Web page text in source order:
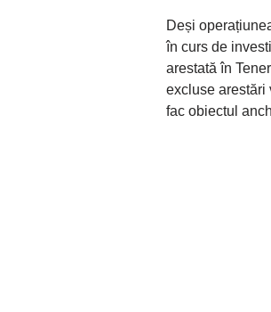
Deși
în curs de
arestată în
excluse arestări
fac obiectul